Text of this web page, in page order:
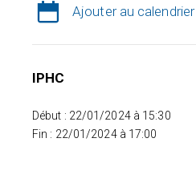
Ajouter au calendrier
IPHC
Début : 22/01/2024 à 15:30
Fin : 22/01/2024 à 17:00